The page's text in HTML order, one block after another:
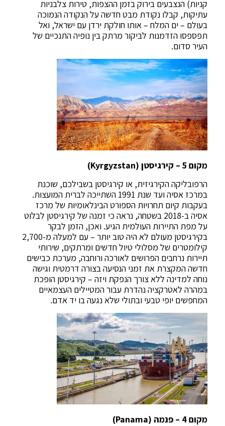
קניות) הנצבעים בירוק בזמן ההצפות, טירות צלבניות
עתיקות, קבלו נקודת מבט חדשה על הנקודה הנמוכה
בעולם – ים המלח – אותו חולקת ירדן עם ישראל, ואל
תפספסו הזדמנות לביקור מרתק בין נופיה התנכיים של
העיר סדום.
מקום 5 – קירגיסטן (Kyrgyzstan)
הרפובליקה הקירגיזית, או קירגיסטן בשבילכם, שוכנת
במרכז אסיה ועד שנת 1991 השתייכה לברית המועצות.
בעקבות קיום תחרויות הספורט הבינלאומיות של מרכז
אסיה ב-2018 בשטחה, נראה כי זמנה של קירגיסטן לבלוט
על מפת התיירות העולמית הגיע. ואכן, הזמן לבקר
בקירגיסטן מעולם לא היה טוב יותר – עם למעלה מ-2,700
קילומטרים של מסלולי טיול חדשים ומרתקים, שירותי
תיירות נרחבים הפרושים לאורכה ורוחבה, מערכת כבישים
חדשה המקצרת את זמני הנסיעה בצורה דרמטית וגישה
נוחה למדינה ללא צורך הנפקת ויזה – קירגיסטן הופכת
במהרה לאטרקציה נהדרת עבור המטיילים העצמאיים
המחפשים יופי טבעי ובתולי שלא נגעה בו יד אדם.
מקום 4 – פנמה (Panama)